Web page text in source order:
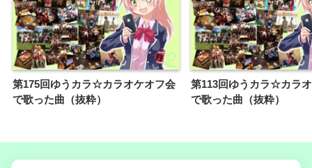
第175回ゆうカラ☆カラオケオフ会
で歌った曲（抜粋）
第113回ゆうカラ☆カラ
で歌った曲（抜粋）